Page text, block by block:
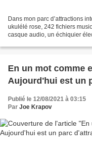
Dans mon parc d’attractions
ukulélé rose, 242 fichiers
casque audio, un échiquier
En un mot comme
Aujourd'hui est un
Publié le 12/08/2021 à 03:15
Par Joe Krapov